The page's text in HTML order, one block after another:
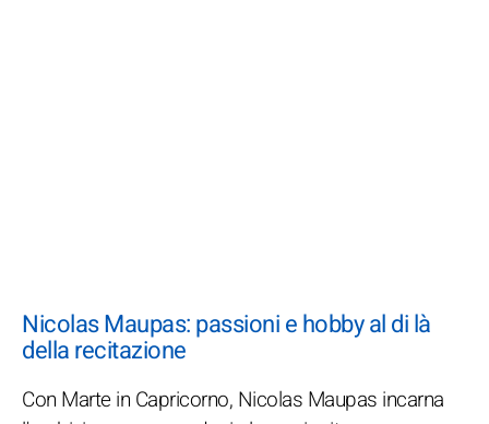
Nicolas Maupas: passioni e hobby al di là
della recitazione
Con Marte in Capricorno, Nicolas Maupas incarna